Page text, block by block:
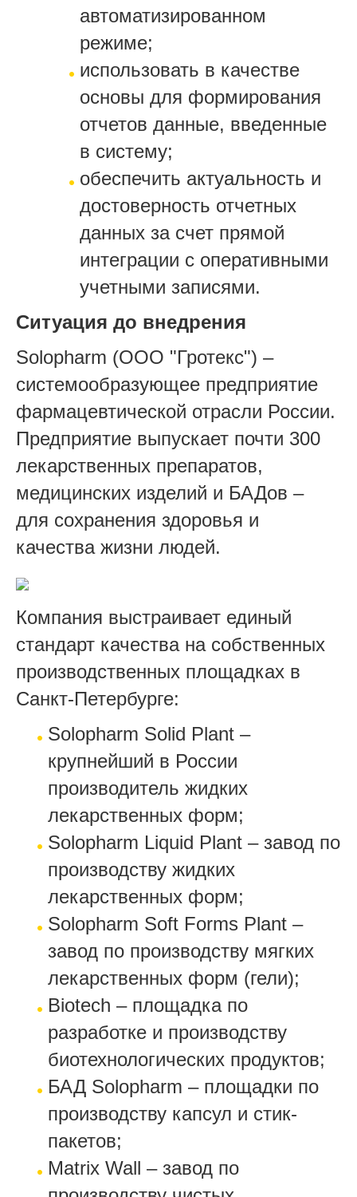
автоматизированном
режиме;
использовать в качестве
основы для формирования
отчетов данные, введенные
в систему;
обеспечить актуальность и
достоверность отчетных
данных за счет прямой
интеграции с оперативными
учетными записями.
Ситуация до внедрения
Solopharm (ООО "Гротекс") –
системообразующее предприятие
фармацевтической отрасли России.
Предприятие выпускает почти 300
лекарственных препаратов,
медицинских изделий и БАДов –
для сохранения здоровья и
качества жизни людей.
Компания выстраивает единый
стандарт качества на собственных
производственных площадках в
Санкт-Петербурге:
Solopharm Solid Plant –
крупнейший в России
производитель жидких
лекарственных форм;
Solopharm Liquid Plant – завод по
производству жидких
лекарственных форм;
Solopharm Soft Forms Plant –
завод по производству мягких
лекарственных форм (гели);
Biotech – площадка по
разработке и производству
биотехнологических продуктов;
БАД Solopharm – площадки по
производству капсул и стик-
пакетов;
Matrix Wall – завод по